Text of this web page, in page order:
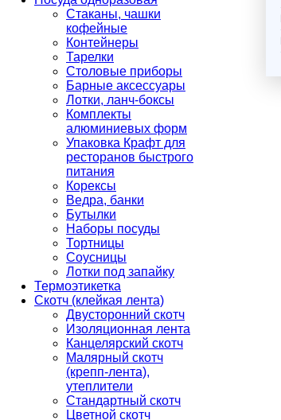
Стаканы, чашки
кофейные
Контейнеры
Тарелки
Столовые приборы
Барные аксессуары
Лотки, ланч-боксы
Комплекты
алюминиевых форм
Упаковка Крафт для
ресторанов быстрого
питания
Корексы
Ведра, банки
Бутылки
Наборы посуды
Тортницы
Соусницы
Лотки под запайку
Термоэтикетка
Скотч (клейкая лента)
Двусторонний скотч
Изоляционная лента
Канцелярский скотч
Малярный скотч
(крепп-лента),
утеплители
Стандартный скотч
Цветной скотч